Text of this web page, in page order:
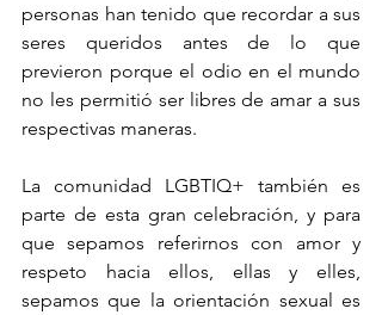
personas han tenido que recordar a sus
seres queridos antes de lo que
previeron porque el odio en el mundo
no les permitió ser libres de amar a sus
respectivas maneras.
La comunidad LGBTIQ+ también es
parte de esta gran celebración, y para
que sepamos referirnos con amor y
respeto hacia ellos, ellas y elles,
sepamos que la orientación sexual es